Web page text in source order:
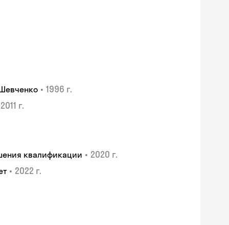
• 1996 г.
2011 г.
квалификации • 2020 г.
• 2022 г.